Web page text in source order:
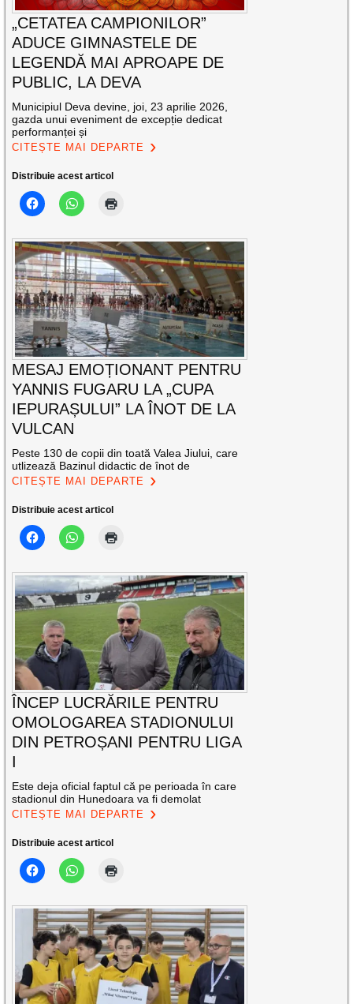
„CETATEA CAMPIONILOR”
ADUCE GIMNASTELE DE
LEGENDĂ MAI APROAPE DE
PUBLIC, LA DEVA
Municipiul Deva devine, joi, 23 aprilie 2026,
gazda unui eveniment de excepție dedicat
performanței și
CITEȘTE MAI DEPARTE
Distribuie acest articol
MESAJ EMOȚIONANT PENTRU
YANNIS FUGARU LA „CUPA
IEPURAȘULUI” LA ÎNOT DE LA
VULCAN
Peste 130 de copii din toată Valea Jiului, care
utlizează Bazinul didactic de înot de
CITEȘTE MAI DEPARTE
Distribuie acest articol
ÎNCEP LUCRĂRILE PENTRU
OMOLOGAREA STADIONULUI
DIN PETROȘANI PENTRU LIGA
I
Este deja oficial faptul că pe perioada în care
stadionul din Hunedoara va fi demolat
CITEȘTE MAI DEPARTE
Distribuie acest articol